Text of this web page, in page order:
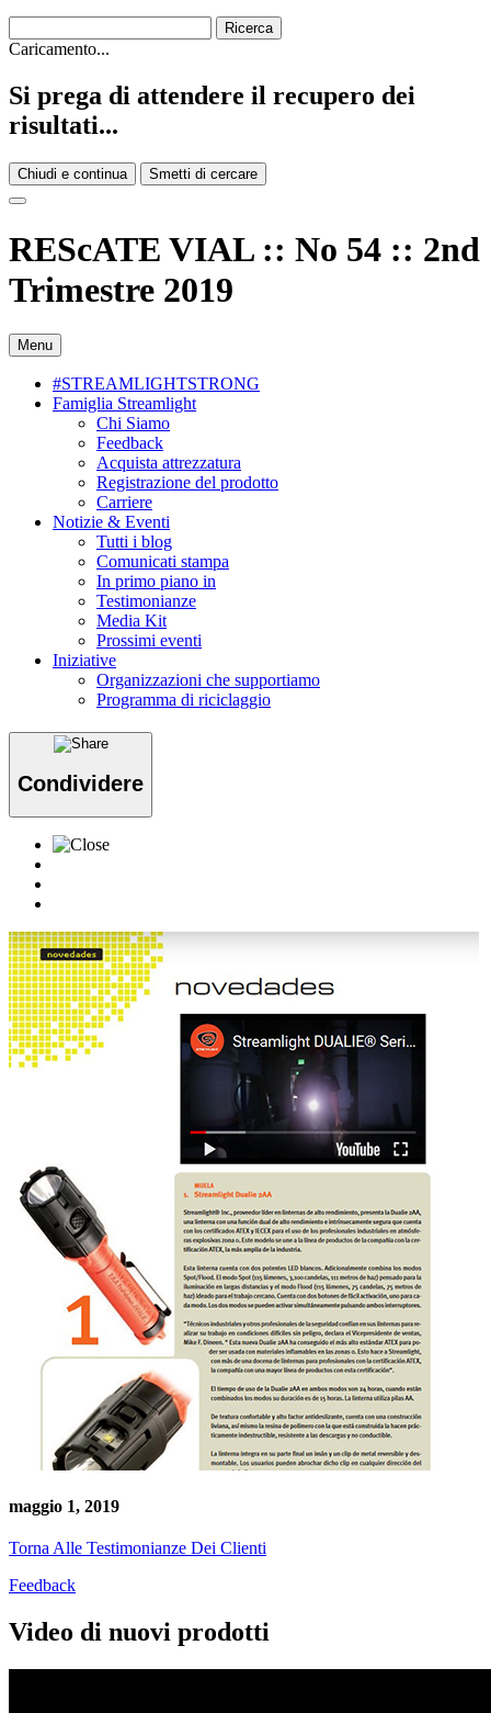
Caricamento...
Si prega di attendere il recupero dei
risultati...
Chiudi e continua Smetti di cercare
REScATE VIAL :: No 54 :: 2nd
Trimestre 2019
Menu
#STREAMLIGHTSTRONG
Famiglia Streamlight
Chi Siamo
Feedback
Acquista attrezzatura
Registrazione del prodotto
Carriere
Notizie & Eventi
Tutti i blog
Comunicati stampa
In primo piano in
Testimonianze
Media Kit
Prossimi eventi
Iniziative
Organizzazioni che supportiamo
Programma di riciclaggio
Condividere
maggio 1, 2019
Torna Alle Testimonianze Dei Clienti
Feedback
Video di nuovi prodotti